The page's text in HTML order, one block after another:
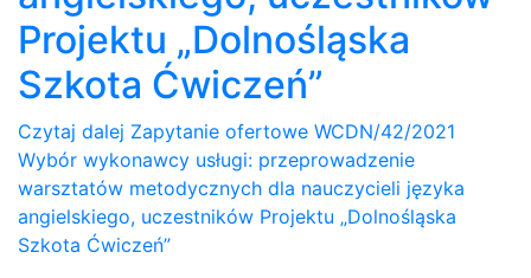
Projektu „Dolnośląska
Szkota Ćwiczeń”
Czytaj dalej Zapytanie ofertowe WCDN/42/2021
Wybór wykonawcy usługi: przeprowadzenie
warsztatów metodycznych dla nauczycieli języka
angielskiego, uczestników Projektu „Dolnośląska
Szkota Ćwiczeń”